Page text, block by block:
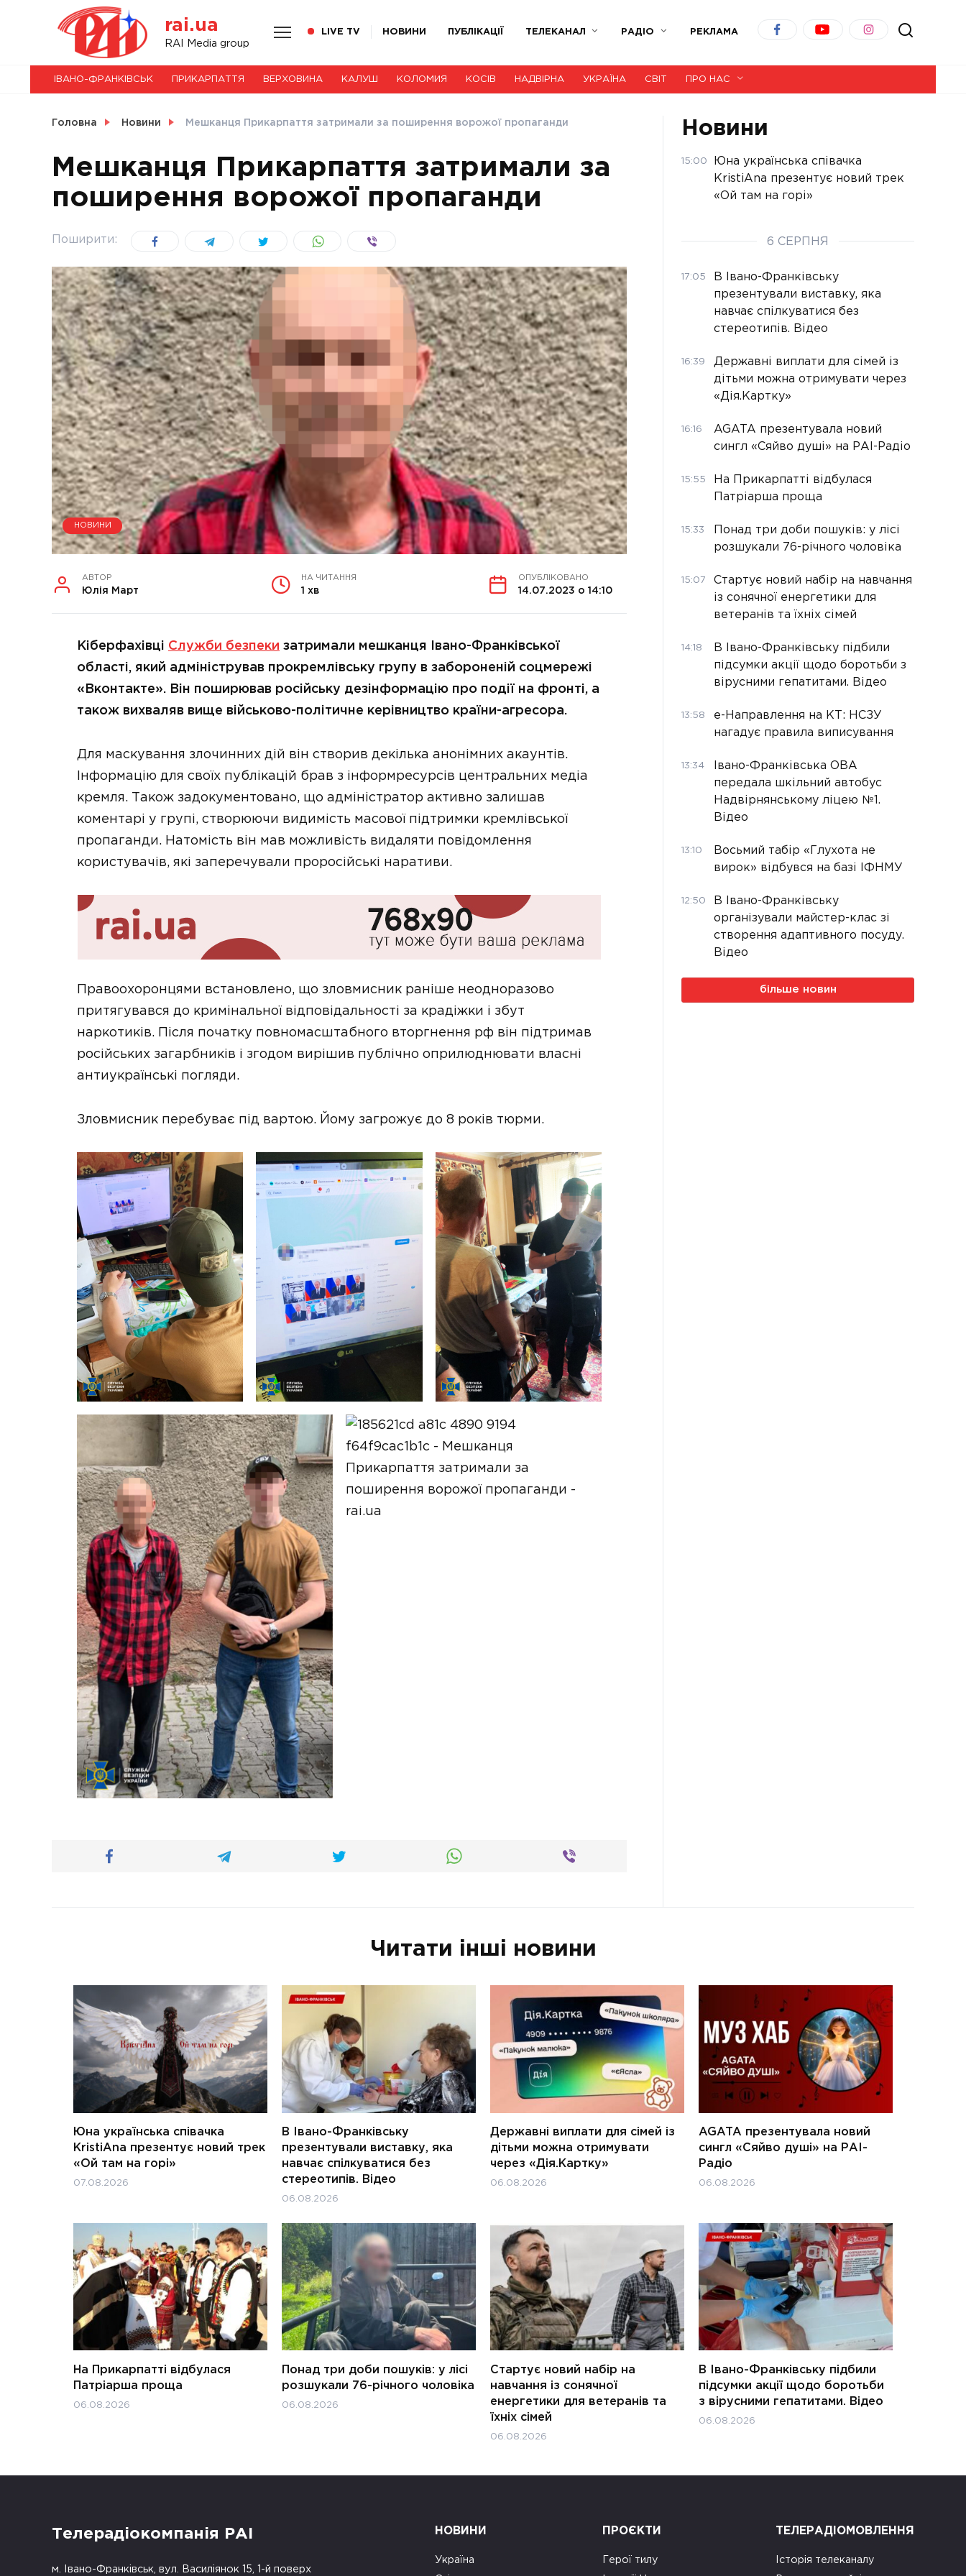
rai.ua
RAI Media group
LIVE TV НОВИНИ ПУБЛІКАЦІЇ ТЕЛЕКАНАЛ РАДІО РЕКЛАМА
НОВИНИ
СВІТ
УКРАЇНА
ІВАНО-ФРАНКІВСЬК ПРИКАРПАТТЯ ВЕРХОВИНА КАЛУШ КОЛОМИЯ КОСІВ НАДВІРНА УКРАЇНА СВІТ ПРО НАС
Головна Новини Мешканця Прикарпаття затримали за поширення ворожої пропаганди
Мешканця Прикарпаття затримали за
поширення ворожої пропаганди
Поширити:
НОВИНИ
АВТОР
Юлія Март
НА ЧИТАННЯ
1 хв
ОПУБЛІКОВАНО
14.07.2023 о 14:10
Кіберфахівці Служби безпеки затримали мешканця Івано-Франківської
області, який адміністрував прокремлівську групу в забороненій соцмережі
«Вконтакте». Він поширював російську дезінформацію про події на фронті, а
також вихваляв вище військово-політичне керівництво країни-агресора.
Для маскування злочинних дій він створив декілька анонімних акаунтів.
Інформацію для своїх публікацій брав з інформресурсів центральних медіа
кремля. Також задокументовано, що адміністратор активно залишав
коментарі у групі, створюючи видимість масової підтримки кремлівської
пропаганди. Натомість він мав можливість видаляти повідомлення
користувачів, які заперечували проросійські наративи.
Правоохоронцями встановлено, що зловмисник раніше неодноразово
притягувався до кримінальної відповідальності за крадіжки і збут
наркотиків. Після початку повномасштабного вторгнення рф він підтримав
російських загарбників і згодом вирішив публічно оприлюднювати власні
антиукраїнські погляди.
Зловмисник перебуває під вартою. Йому загрожує до 8 років тюрми.
Новини
15:00
Юна українська співачка
KristiAna презентує новий трек
«Ой там на горі»
6 СЕРПНЯ
17:05
В Івано-Франківську
презентували виставку, яка
навчає спілкуватися без
стереотипів. Відео
16:39
Державні виплати для сімей із
дітьми можна отримувати через
«Дія.Картку»
16:16
AGATA презентувала новий
сингл «Сяйво душі» на РАІ-Радіо
15:55
На Прикарпатті відбулася
Патріарша проща
15:33
Понад три доби пошуків: у лісі
розшукали 76-річного чоловіка
15:07
Стартує новий набір на навчання
із сонячної енергетики для
ветеранів та їхніх сімей
14:18
В Івано-Франківську підбили
підсумки акції щодо боротьби з
вірусними гепатитами. Відео
13:58
е-Направлення на КТ: НСЗУ
нагадує правила виписування
13:34
Івано-Франківська ОВА
передала шкільний автобус
Надвірнянському ліцею №1.
Відео
13:10
Восьмий табір «Глухота не
вирок» відбувся на базі ІФНМУ
12:50
В Івано-Франківську
організували майстер-клас зі
створення адаптивного посуду.
Відео
більше новин
Читати інші новини
Юна українська співачка
KristiAna презентує новий трек
«Ой там на горі»
07.08.2026
В Івано-Франківську
презентували виставку, яка
навчає спілкуватися без
стереотипів. Відео
06.08.2026
Державні виплати для сімей із
дітьми можна отримувати
через «Дія.Картку»
06.08.2026
AGATA презентувала новий
сингл «Сяйво душі» на РАІ-
Радіо
06.08.2026
На Прикарпатті відбулася
Патріарша проща
06.08.2026
Понад три доби пошуків: у лісі
розшукали 76-річного чоловіка
06.08.2026
Стартує новий набір на
навчання із сонячної
енергетики для ветеранів та
їхніх сімей
06.08.2026
В Івано-Франківську підбили
підсумки акції щодо боротьби
з вірусними гепатитами. Відео
06.08.2026
Телерадіокомпанія РАІ
м. Івано-Франківськ, вул. Василіянок 15, 1-й поверх
НОВИНИ
Україна
ПРОЄКТИ
Герої тилу
ТЕЛЕРАДІОМОВЛЕННЯ
Історія телеканалу